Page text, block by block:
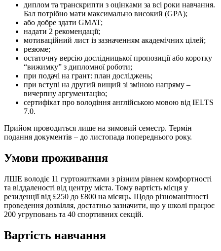
диплом та транскрипти з оцінками за всі роки навчання.
Бал потрібно мати максимально високий (GPA);
або добре здати GMAT;
надати 2 рекомендації;
мотиваційний лист із зазначенням академічних цілей;
резюме;
остаточну версію дослідницької пропозиції або коротку
“вижимку” з дипломної роботи;
при подачі на грант: план досліджень;
при вступі на другий вищий зі зміною напряму –
вичерпну аргументацію;
сертифікат про володіння англійською мовою від IELTS
7.0.
Прийом проводиться лише на зимовий семестр. Термін
подання документів – до листопада попереднього року.
Умови проживання
ЛШЕ володіє 11 гуртожитками з різним рівнем комфортності
та віддаленості від центру міста. Тому вартість місця у
резиденції від £250 до £800 на місяць. Щодо різноманітності
проведення дозвілля, достатньо зазначити, що у школі працює
200 угруповань та 40 спортивних секцій.
Вартість навчання